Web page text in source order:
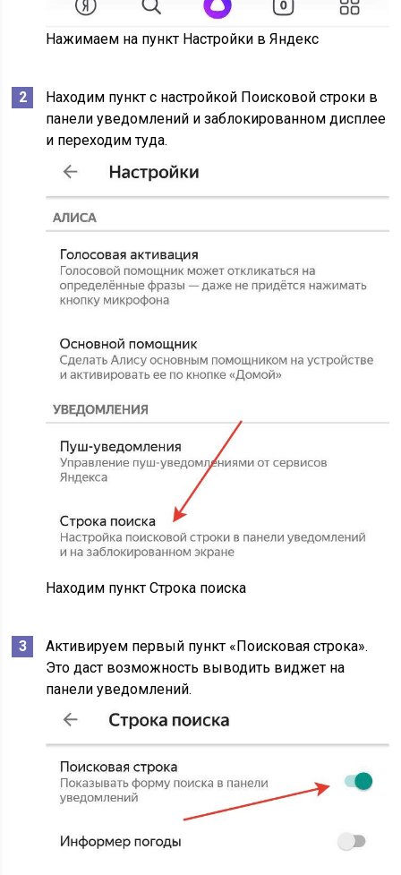
Нажимаем на пункт Настройки в Яндекс
Находим пункт с настройкой Поисковой строки в
панели уведомлений и заблокированном дисплее
и переходим туда.
Находим пункт Строка поиска
Активируем первый пункт «Поисковая строка».
Это даст возможность выводить виджет на
панели уведомлений.